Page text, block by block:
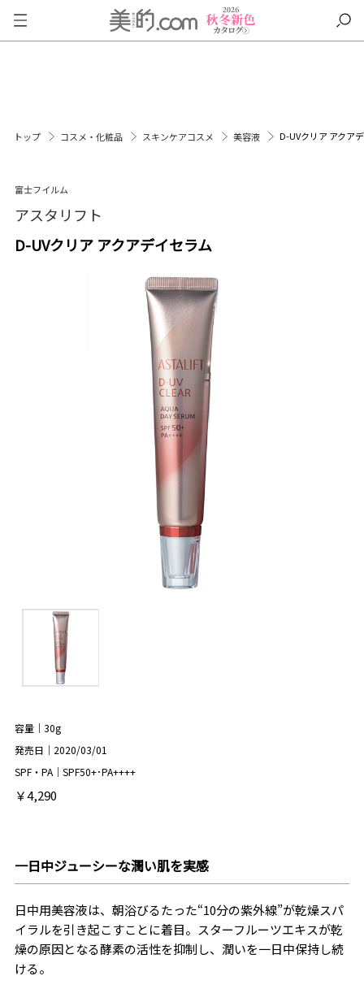
トップ コスメ・化粧品 スキンケアコスメ 美容液 D-UVクリア アクア
富士フイルム
アスタリフト
D-UVクリア アクアデイセラム
容量｜30g
発売日｜2020/03/01
SPF・PA｜SPF50+･PA++++
￥4,290
一日中ジューシーな潤い肌を実感
日中用美容液は、朝浴びるたった“10分の紫外線”が乾燥スパ
イラルを引き起こすことに着目。スターフルーツエキスが乾
燥の原因となる酵素の活性を抑制し、潤いを一日中保持し続
ける。